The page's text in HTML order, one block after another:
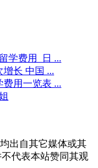
学费用_日 ...
增长 中国 ...
费用一览表 ...
出自其它媒体或其
代表本站赞同其观